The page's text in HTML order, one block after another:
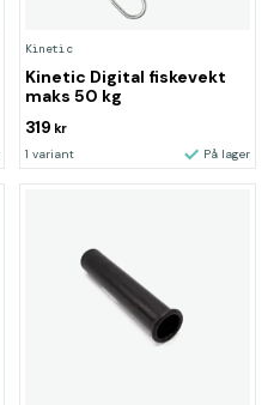
Kinetic
Kinetic Digital fiskevekt
maks 50 kg
319 kr
1 variant På lager